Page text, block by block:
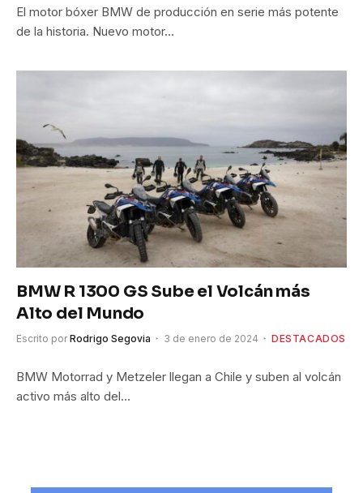
El motor bóxer BMW de producción en serie más potente
de la historia. Nuevo motor…
BMW R 1300 GS Sube el Volcán más
Alto del Mundo
Escrito por Rodrigo Segovia 3 de enero de 2024 DESTACADOS
BMW Motorrad y Metzeler llegan a Chile y suben al volcán
activo más alto del…